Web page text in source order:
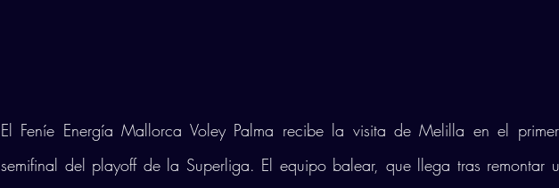
El Feníe Energía Mallorca Voley Palma recibe la visita de Melilla en el
semifinal del playoff de la Superliga. El equipo balear, que llega tras remontar